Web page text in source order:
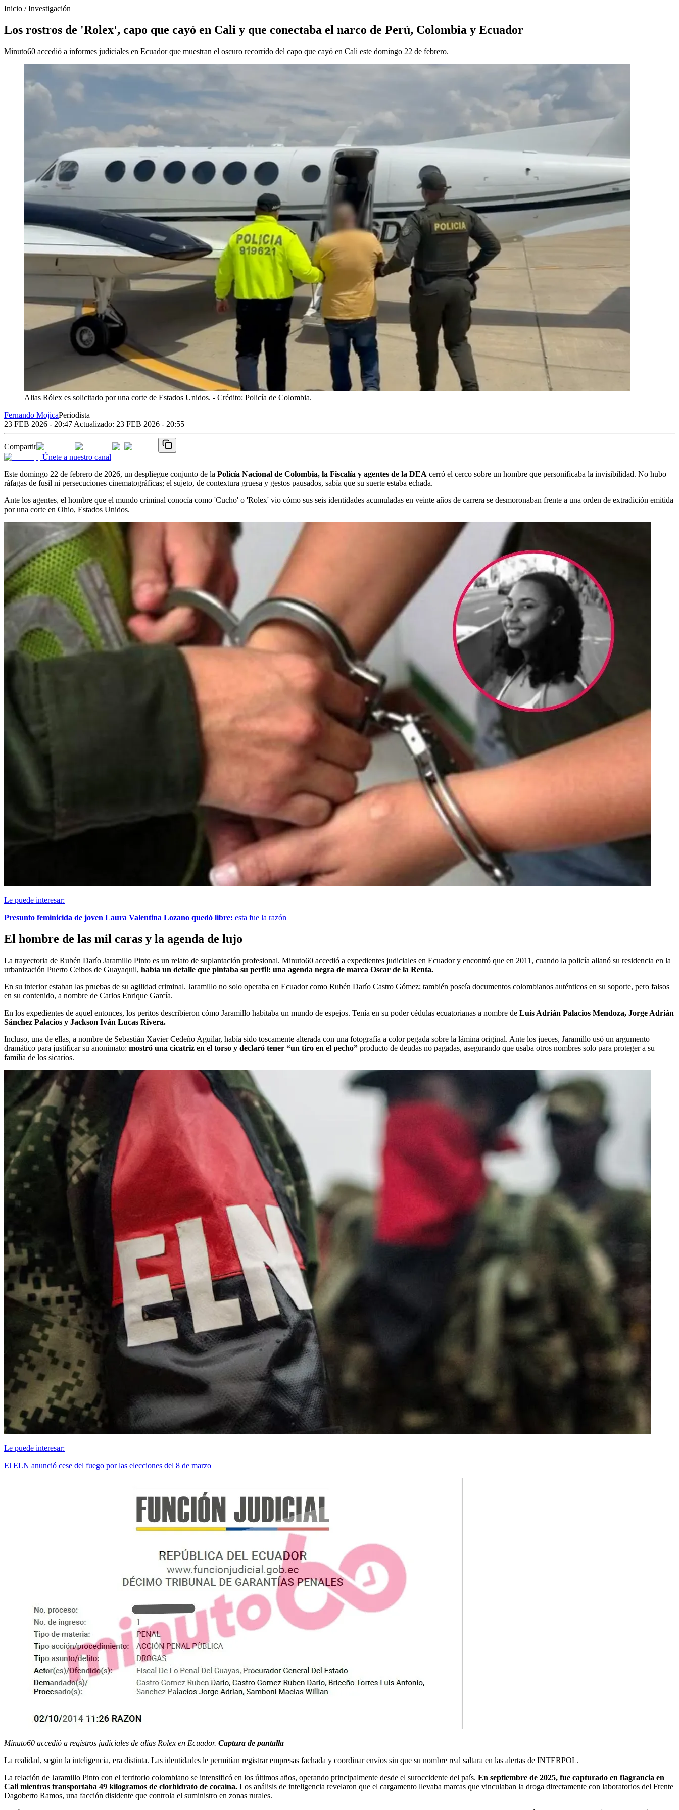
Inicio /Investigación
Los rostros de 'Rolex', capo que cayó en Cali y que conectaba el narco de Perú, Colombia y Ecuador
Minuto60 accedió a informes judiciales en Ecuador que muestran el oscuro recorrido del capo que cayó en Cali este domingo 22 de febrero.
Alias Rólex es solicitado por una corte de Estados Unidos. - Crédito: Policía de Colombia.
Fernando MojicaPeriodista
23 FEB 2026 - 20:47|Actualizado: 23 FEB 2026 - 20:55
Compartir
Únete a nuestro canal
Este domingo 22 de febrero de 2026, un despliegue conjunto de la Policía Nacional de Colombia, la Fiscalía y agentes de la DEA cerró el cerco sobre un hombre que personificaba la invisibilidad. No hubo
ráfagas de fusil ni persecuciones cinematográficas; el sujeto, de contextura gruesa y gestos pausados, sabía que su suerte estaba echada.
Ante los agentes, el hombre que el mundo criminal conocía como 'Cucho' o 'Rolex' vio cómo sus seis identidades acumuladas en veinte años de carrera se desmoronaban frente a una orden de extradición emitida
por una corte en Ohio, Estados Unidos.
Le puede interesar:
Presunto feminicida de joven Laura Valentina Lozano quedó libre: esta fue la razón
El hombre de las mil caras y la agenda de lujo
La trayectoria de Rubén Darío Jaramillo Pinto es un relato de suplantación profesional. Minuto60 accedió a expedientes judiciales en Ecuador y encontró que en 2011, cuando la policía allanó su residencia en la
urbanización Puerto Ceibos de Guayaquil, había un detalle que pintaba su perfil: una agenda negra de marca Oscar de la Renta.
En su interior estaban las pruebas de su agilidad criminal. Jaramillo no solo operaba en Ecuador como Rubén Darío Castro Gómez; también poseía documentos colombianos auténticos en su soporte, pero falsos
en su contenido, a nombre de Carlos Enrique García.
En los expedientes de aquel entonces, los peritos describieron cómo Jaramillo habitaba un mundo de espejos. Tenía en su poder cédulas ecuatorianas a nombre de Luis Adrián Palacios Mendoza, Jorge Adrián
Sánchez Palacios y Jackson Iván Lucas Rivera.
Incluso, una de ellas, a nombre de Sebastián Xavier Cedeño Aguilar, había sido toscamente alterada con una fotografía a color pegada sobre la lámina original. Ante los jueces, Jaramillo usó un argumento
dramático para justificar su anonimato: mostró una cicatriz en el torso y declaró tener “un tiro en el pecho” producto de deudas no pagadas, asegurando que usaba otros nombres solo para proteger a su
familia de los sicarios.
Le puede interesar:
El ELN anunció cese del fuego por las elecciones del 8 de marzo
Minuto60 accedió a registros judiciales de alias Rolex en Ecuador. Captura de pantalla
La realidad, según la inteligencia, era distinta. Las identidades le permitían registrar empresas fachada y coordinar envíos sin que su nombre real saltara en las alertas de INTERPOL.
La relación de Jaramillo Pinto con el territorio colombiano se intensificó en los últimos años, operando principalmente desde el suroccidente del país. En septiembre de 2025, fue capturado en flagrancia en
Cali mientras transportaba 49 kilogramos de clorhidrato de cocaína. Los análisis de inteligencia revelaron que el cargamento llevaba marcas que vinculaban la droga directamente con laboratorios del Frente
Dagoberto Ramos, una facción disidente que controla el suministro en zonas rurales.